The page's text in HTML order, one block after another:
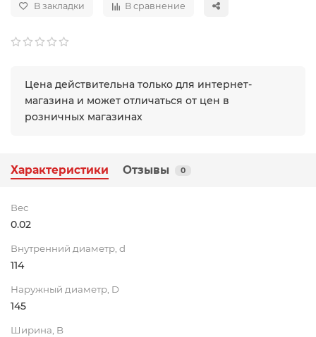
В закладки В сравнение
Цена действительна только для интернет-
магазина и может отличаться от цен в
розничных магазинах
Характеристики Отзывы 0
Вес
0.02
Внутренний диаметр, d
114
Наружный диаметр, D
145
Ширина, B